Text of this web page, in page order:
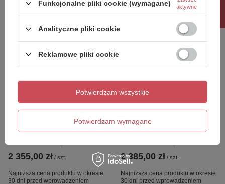
NZ4 Parawan nawannowy
NESTA GOLD BRUSHED
1D P 110x150 czyste 6mm
Active Shield 2.0 -
2 355,00 zł / szt.
Najniższa cena produktu w okresie
30 dni przed wprowadzeniem
Parawan nawannowy
NESTA GOLD BRUSHED
1D L 120x150 czyste 6mm
Active Shield 2.0 -
2 385,00 zł / szt.
Najniższa cena produktu w okresie
30 dni przed wprowadzeniem
Funkcjonalne pliki cookie (wymagane)
aktywne
Analityczne pliki cookie
Reklamowe pliki cookie
Potwierdzam wymagane
Potwierdzam wszystkie